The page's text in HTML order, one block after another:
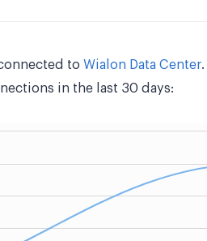
to Wialon Data Center
in the last 30 days: